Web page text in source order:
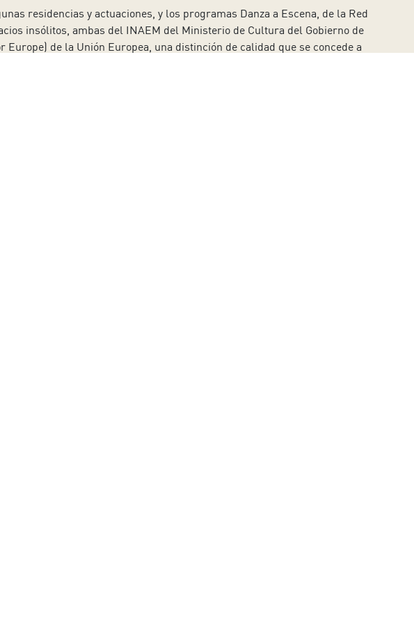
residencias y actuaciones, y los programas Danza a Escena, de la Red
insólitos, ambas del INAEM del Ministerio de Cultura del Gobierno de
de la Unión Europea, una distinción de calidad que se concede a